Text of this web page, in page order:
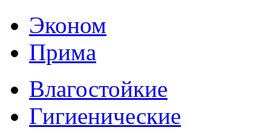
Эконом
Прима
Влагостойкие
Гигиенические